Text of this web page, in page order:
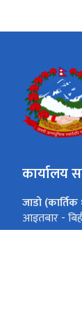
कार्यालय
जाडो
आइतबार -
शुक्रवार